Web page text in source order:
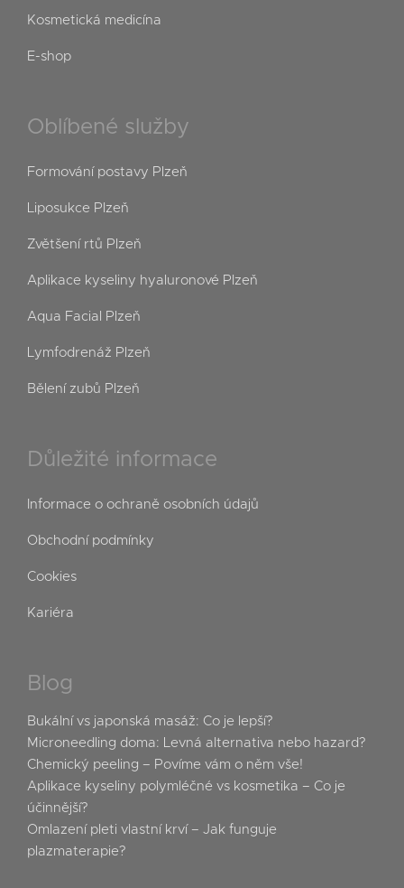
Kosmetická medicína
E-shop
Oblíbené služby
Formování postavy Plzeň
Liposukce Plzeň
Zvětšení rtů Plzeň
Aplikace kyseliny hyaluronové Plzeň
Aqua Facial Plzeň
Lymfodrenáž Plzeň
Bělení zubů Plzeň
Důležité informace
Informace o ochraně osobních údajů
Obchodní podmínky
Cookies
Kariéra
Blog
Bukální vs japonská masáž: Co je lepší?
Microneedling doma: Levná alternativa nebo hazard?
Chemický peeling – Povíme vám o něm vše!
Aplikace kyseliny polymléčné vs kosmetika – Co je
účinnější?
Omlazení pleti vlastní krví – Jak funguje
plazmaterapie?